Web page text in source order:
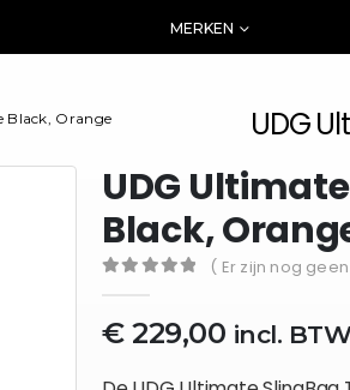
MERKEN
UDG
Black, Orange
UDG
Black,
( Er zijn nog
€229,00 incl.